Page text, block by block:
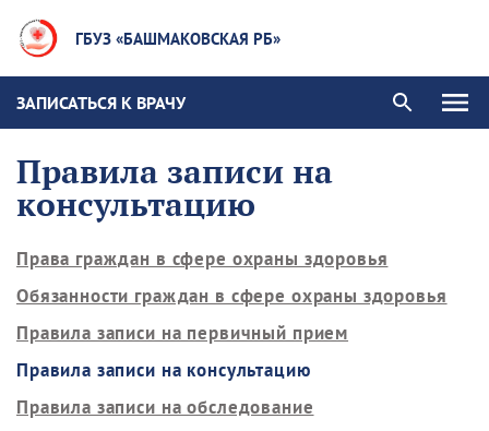
ГБУЗ «БАШМАКОВСКАЯ РБ»
ЗАПИСАТЬСЯ К ВРАЧУ
Правила записи на
консультацию
Права граждан в сфере охраны здоровья
Обязанности граждан в сфере охраны здоровья
Правила записи на первичный прием
Правила записи на консультацию
Правила записи на обследование